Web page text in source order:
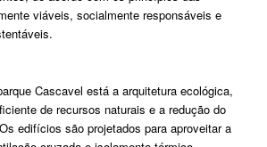
viáveis, socialmente responsáveis e
Cascavel está a arquitetura ecológica,
de recursos naturais e a redução do
edifícios são projetados para aproveitar a